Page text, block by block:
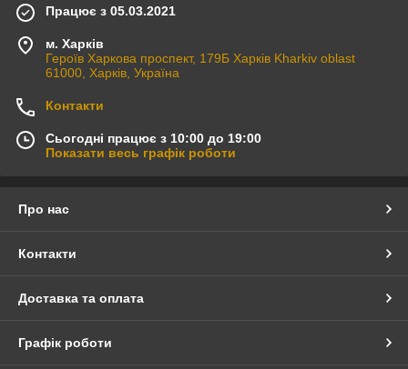
Працює з 05.03.2021
м. Харків
Героїв Харкова проспект, 179Б Харків Kharkiv oblast
61000, Харків, Україна
Контакти
Сьогодні працює з 10:00 до 19:00
Показати весь графік роботи
Про нас
Контакти
Доставка та оплата
Графік роботи